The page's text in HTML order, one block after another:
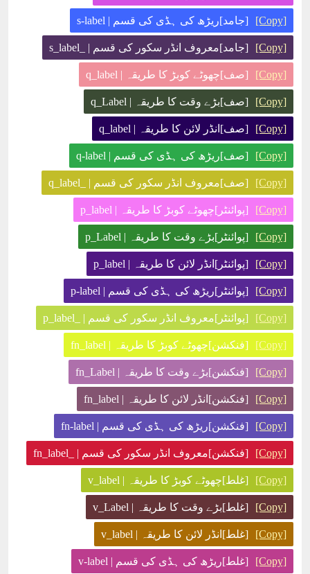
[جامد]ریڑھ کی ہڈی کی قسم | s-label [Copy]
[جامد]معروف انڈر سکور کی قسم | _s_label [Copy]
[صف]چھوٹے کوبڑ کا طریقہ | q_label [Copy]
[صف]بڑے وقت کا طریقہ | q_Label [Copy]
[صف]انڈر لائن کا طریقہ | q_label [Copy]
[صف]ریڑھ کی ہڈی کی قسم | q-label [Copy]
[صف]معروف انڈر سکور کی قسم | _q_label [Copy]
[پوائنٹر]چھوٹے کوبڑ کا طریقہ | p_label [Copy]
[پوائنٹر]بڑے وقت کا طریقہ | p_Label [Copy]
[پوائنٹر]انڈر لائن کا طریقہ | p_label [Copy]
[پوائنٹر]ریڑھ کی ہڈی کی قسم | p-label [Copy]
[پوائنٹر]معروف انڈر سکور کی قسم | _p_label [Copy]
[فنکشن]چھوٹے کوبڑ کا طریقہ | fn_label [Copy]
[فنکشن]بڑے وقت کا طریقہ | fn_Label [Copy]
[فنکشن]انڈر لائن کا طریقہ | fn_label [Copy]
[فنکشن]ریڑھ کی ہڈی کی قسم | fn-label [Copy]
[فنکشن]معروف انڈر سکور کی قسم | _fn_label [Copy]
[غلط]چھوٹے کوبڑ کا طریقہ | v_label [Copy]
[غلط]بڑے وقت کا طریقہ | v_Label [Copy]
[غلط]انڈر لائن کا طریقہ | v_label [Copy]
[غلط]ریڑھ کی ہڈی کی قسم | v-label [Copy]